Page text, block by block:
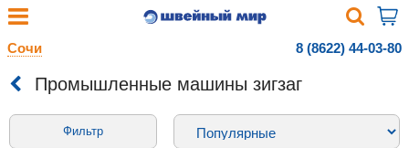
Сочи 8 (8622) 44-03-80
Промышленные машины зигзаг
Фильтр